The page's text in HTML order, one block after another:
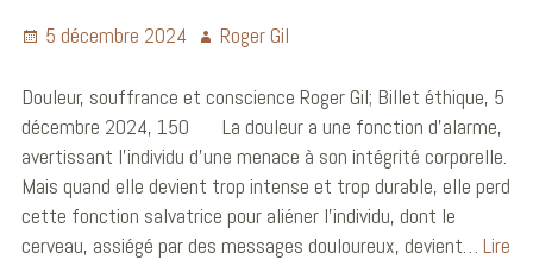
5 décembre 2024 Roger Gil
Douleur, souffrance et conscience Roger Gil; Billet éthique, 5
décembre 2024, 150 La douleur a une fonction d’alarme,
avertissant l’individu d’une menace à son intégrité corporelle.
Mais quand elle devient trop intense et trop durable, elle perd
cette fonction salvatrice pour aliéner l’individu, dont le
cerveau, assiégé par des messages douloureux, devient… Lire